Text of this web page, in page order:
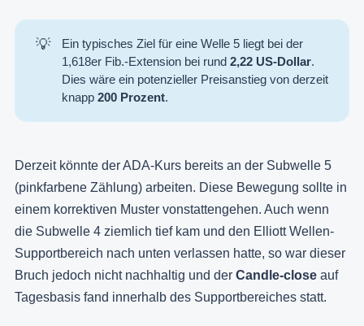
💡
Ein typisches Ziel für eine Welle 5 liegt bei der
1,618er Fib.-Extension bei rund2,22 US-Dollar.
Dies wäre ein potenzieller Preisanstieg von derzeit
knapp200 Prozent.
Derzeit könnte der ADA-Kurs bereits an der Subwelle 5
(pinkfarbene Zählung) arbeiten. Diese Bewegung sollte in
einem korrektiven Muster vonstattengehen. Auch wenn
die Subwelle 4 ziemlich tief kam und den Elliott Wellen-
Supportbereich nach unten verlassen hatte, so war dieser
Bruch jedoch nicht nachhaltig und der Candle-close auf
Tagesbasis fand innerhalb des Supportbereiches statt.